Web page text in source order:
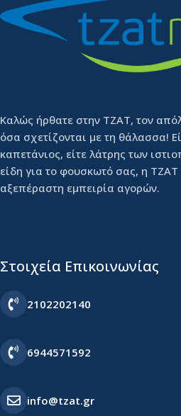
Καλώς ήρθατε στην ΤΖΑΤ, τον
όσα σχετίζονται με τη θάλασσα!
καπετάνιος, είτε λάτρης των
είδη για το φουσκωτό σας, η
αξεπέραστη εμπειρία αγορών.
Στοιχεία Επικοινωνίας
2102202140
6944571592
info@tzat.gr